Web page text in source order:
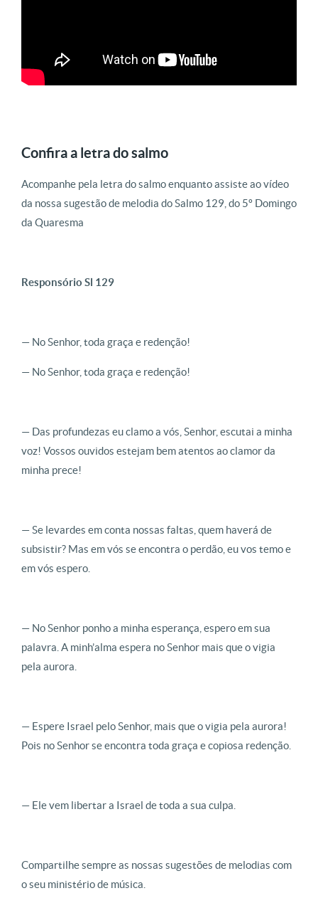
Confira a letra do salmo
Acompanhe pela letra do salmo enquanto assiste ao vídeo
da nossa sugestão de melodia do Salmo 129, do 5º Domingo
da Quaresma
Responsório Sl 129
— No Senhor, toda graça e redenção!
— No Senhor, toda graça e redenção!
— Das profundezas eu clamo a vós, Senhor, escutai a minha
voz! Vossos ouvidos estejam bem atentos ao clamor da
minha prece!
— Se levardes em conta nossas faltas, quem haverá de
subsistir? Mas em vós se encontra o perdão, eu vos temo e
em vós espero.
— No Senhor ponho a minha esperança, espero em sua
palavra. A minh’alma espera no Senhor mais que o vigia
pela aurora.
— Espere Israel pelo Senhor, mais que o vigia pela aurora!
Pois no Senhor se encontra toda graça e copiosa redenção.
— Ele vem libertar a Israel de toda a sua culpa.
Compartilhe sempre as nossas sugestões de melodias com
o seu ministério de música.